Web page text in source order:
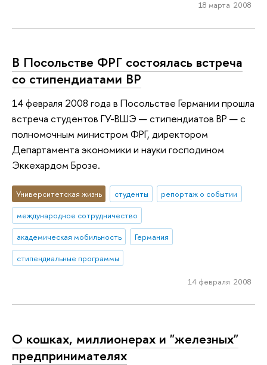
18 марта 2008
В Посольстве ФРГ состоялась встреча
со стипендиатами BP
14 февраля 2008 года в Посольстве Германии прошла
встреча студентов ГУ-ВШЭ — стипендиатов BP — с
полномочным министром ФРГ, директором
Департамента экономики и науки господином
Эккехардом Брозе.
Университетская жизнь студенты
репортаж о событии
международное сотрудничество
академическая мобильность
Германия
стипендиальные программы
14 февраля 2008
О кошках, миллионерах и "железных"
предпринимателях